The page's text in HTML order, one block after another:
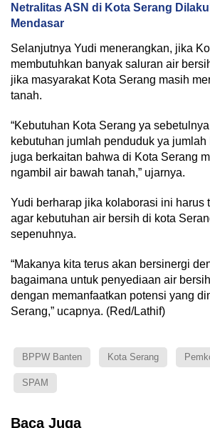
Netralitas ASN di Kota Serang
Mendasar
Selanjutnya Yudi menerangkan, jika
membutuhkan banyak saluran air
jika masyarakat Kota Serang masih
tanah.
“Kebutuhan Kota Serang ya
kebutuhan jumlah penduduk ya jumlah
juga berkaitan bahwa di Kota Serang
ngambil air bawah tanah,” ujarnya.
Yudi berharap jika kolaborasi ini harus
agar kebutuhan air bersih di kota
sepenuhnya.
“Makanya kita terus akan bersinergi
bagaimana untuk penyediaan air
dengan memanfaatkan potensi yang
Serang,” ucapnya. (Red/Lathif)
BPPW Banten Kota Serang
SPAM
Baca Juga